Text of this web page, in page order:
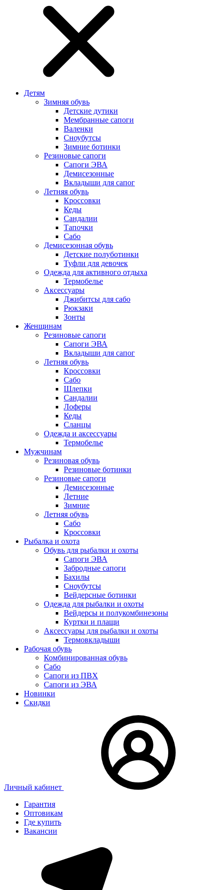
Детям
Зимняя обувь
Детские дутики
Мембранные сапоги
Валенки
Сноубутсы
Зимние ботинки
Резиновые сапоги
Сапоги ЭВА
Демисезонные
Вкладыши для сапог
Летняя обувь
Кроссовки
Кеды
Сандалии
Тапочки
Сабо
Демисезонная обувь
Детские полуботинки
Туфли для девочек
Одежда для активного отдыха
Термобелье
Аксессуары
Джибитсы для сабо
Рюкзаки
Зонты
Женщинам
Резиновые сапоги
Cапоги ЭВА
Вкладыши для сапог
Летняя обувь
Кроссовки
Сабо
Шлепки
Сандалии
Лоферы
Кеды
Сланцы
Одежда и аксессуары
Термобелье
Мужчинам
Резиновая обувь
Резиновые ботинки
Резиновые сапоги
Демисезонные
Летние
Зимние
Летняя обувь
Сабо
Кроссовки
Рыбалка и охота
Обувь для рыбалки и охоты
Сапоги ЭВА
Забродные сапоги
Бахилы
Сноубутсы
Вейдерсные ботинки
Одежда для рыбалки и охоты
Вейдерсы и полукомбинезоны
Куртки и плащи
Аксессуары для рыбалки и охоты
Термовкладыши
Рабочая обувь
Комбинированная обувь
Сабо
Сапоги из ПВХ
Сапоги из ЭВА
Новинки
Скидки
Личный кабинет
Гарантия
Оптовикам
Где купить
Вакансии